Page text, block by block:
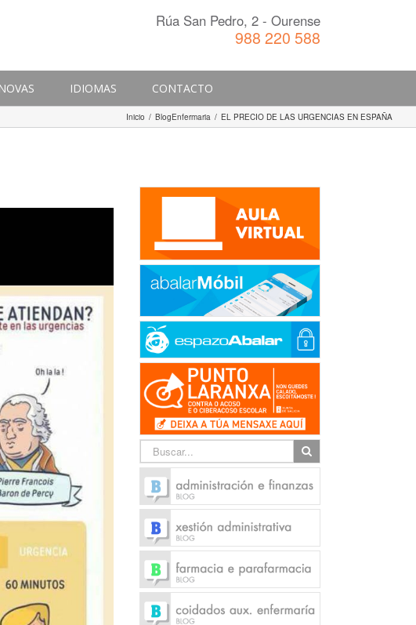
Rúa San Pedro, 2 - Ourense
988 220 588
NOVAS IDIOMAS CONTACTO
Inicio / BlogEnfermaria / EL PRECIO DE LAS URGENCIAS EN ESPAÑA